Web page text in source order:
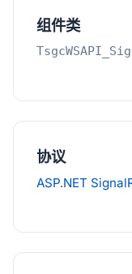
组件类
协议
ASP.NET